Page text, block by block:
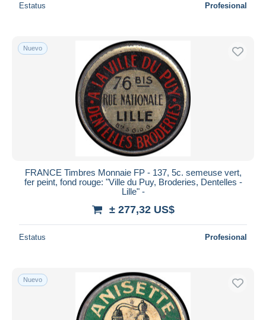
Estatus Profesional
Nuevo
FRANCE Timbres Monnaie FP - 137, 5c. semeuse vert,
fer peint, fond rouge: "Ville du Puy, Broderies, Dentelles -
Lille" -
± 277,32 US$
Estatus Profesional
Nuevo